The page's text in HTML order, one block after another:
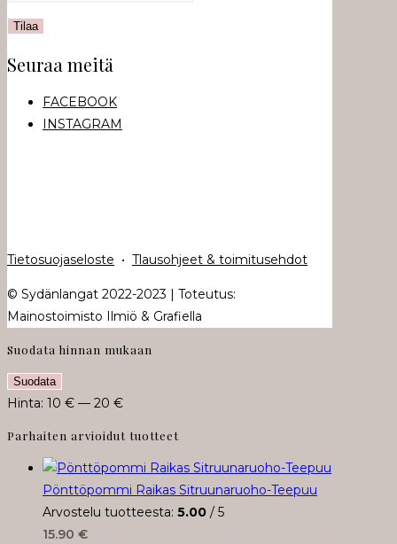
Seuraa meitä
FACEBOOK
INSTAGRAM
Tietosuojaseloste • Tlausohjeet & toimitusehdot
© Sydänlangat 2022-2023 | Toteutus:
Mainostoimisto Ilmiö & Grafiella
Suodata hinnan mukaan
Minimihinta
Maksimihinta
Suodata
Hinta: 10 € — 20 €
Parhaiten arvioidut tuotteet
Pönttöpommi Raikas Sitruunaruoho-Teepuu
Arvostelu tuotteesta: 5.00 / 5
15.90 €